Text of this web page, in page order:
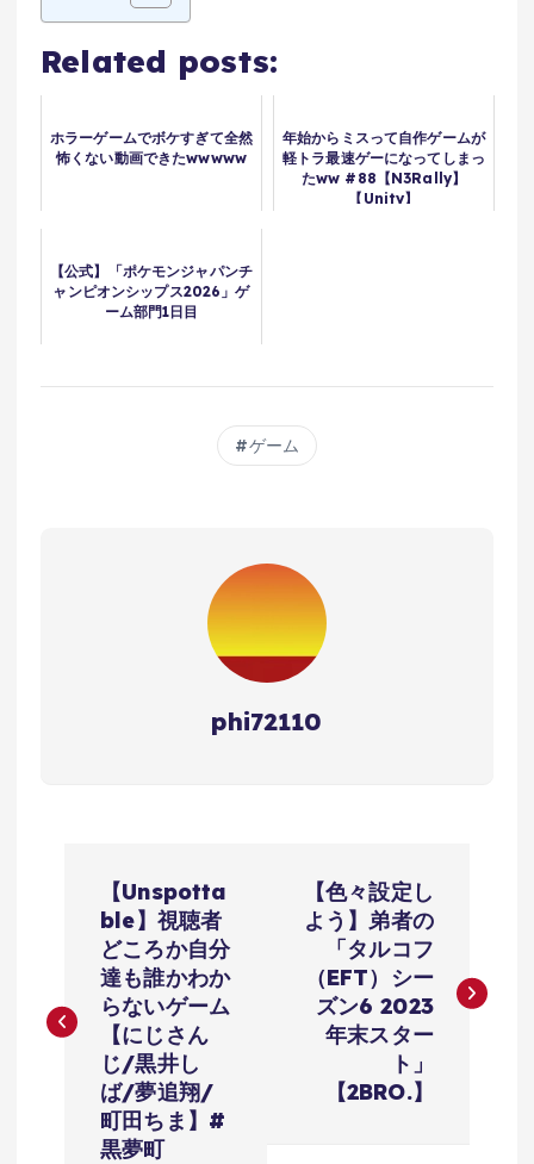
Related posts:
ホラーゲームでボケすぎて全然
怖くない動画できたwwwww
年始からミスって自作ゲームが
軽トラ最速ゲーになってしまっ
たww #88【N3Rally】
【Unity】
【公式】「ポケモンジャパンチ
ャンピオンシップス2026」ゲ
ーム部門1日目
ゲーム
phi72110
ビ
【Unspotta
ble】視聴者
どころか自分
達も誰かわか
らないゲーム
【にじさん
じ/黒井し
ば/夢追翔/
町田ちま】#
黒夢町
【色々設定し
よう】弟者の
「タルコフ
（EFT）シー
ズン6 2023
年末スター
ト」
【2BRO.】